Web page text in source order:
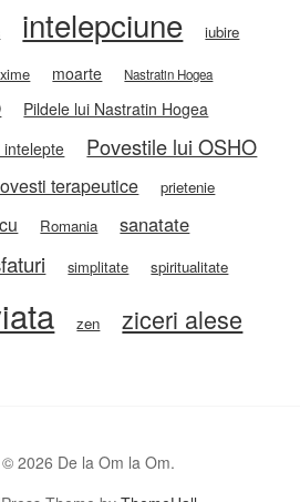
intelepciune iubire
moarte Nastratin Hogea
Pildele lui Nastratin Hogea
Povestile lui OSHO
terapeutice prietenie
Romania sanatate
simplitate spiritualitate
zen ziceri alese
2026 De la Om la Om.